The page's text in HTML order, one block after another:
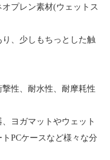
プレン素材(ウェットス
、少しもちっとした触
性、耐水性、耐摩耗性
ヨガマットやウェット
PCケースなど様々な分